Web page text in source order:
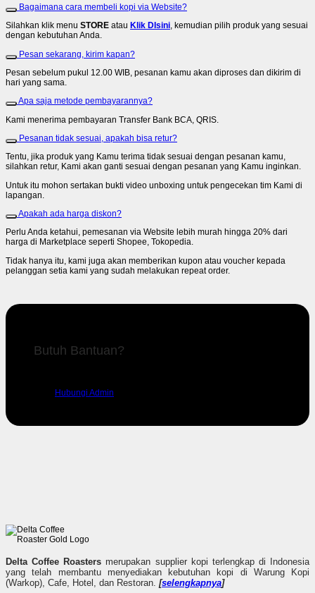
Bagaimana cara membeli kopi via Website?
Silahkan klik menu STORE atau Klik DIsini, kemudian pilih produk yang sesuai
dengan kebutuhan Anda.
Pesan sekarang, kirim kapan?
Pesan sebelum pukul 12.00 WIB, pesanan kamu akan diproses dan dikirim di
hari yang sama.
Apa saja metode pembayarannya?
Kami menerima pembayaran Transfer Bank BCA, QRIS.
Pesanan tidak sesuai, apakah bisa retur?
Tentu, jika produk yang Kamu terima tidak sesuai dengan pesanan kamu,
silahkan retur, Kami akan ganti sesuai dengan pesanan yang Kamu inginkan.
Untuk itu mohon sertakan bukti video unboxing untuk pengecekan tim Kami di
lapangan.
Apakah ada harga diskon?
Perlu Anda ketahui, pemesanan via Website lebih murah hingga 20% dari
harga di Marketplace seperti Shopee, Tokopedia.
Tidak hanya itu, kami juga akan memberikan kupon atau voucher kepada
pelanggan setia kami yang sudah melakukan repeat order.
Butuh Bantuan?
Hubungi Admin
Delta Coffee Roasters merupakan supplier kopi terlengkap di Indonesia
yang telah membantu menyediakan kebutuhan kopi di Warung Kopi
(Warkop), Cafe, Hotel, dan Restoran. [selengkapnya]